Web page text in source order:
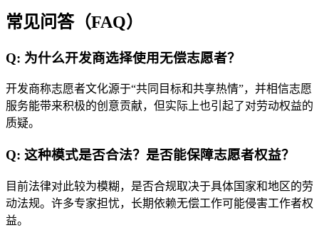
常见问答（FAQ）
Q: 为什么开发商选择使用无偿志愿者？
开发商称志愿者文化源于“共同目标和共享热情”，并相信志愿
服务能带来积极的创意贡献，但实际上也引起了对劳动权益的
质疑。
Q: 这种模式是否合法？是否能保障志愿者权益？
目前法律对此较为模糊，是否合规取决于具体国家和地区的劳
动法规。许多专家担忧，长期依赖无偿工作可能侵害工作者权
益。